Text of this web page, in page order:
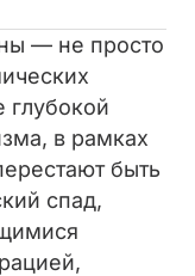
— не просто
глубокой
в рамках
быть
спад,